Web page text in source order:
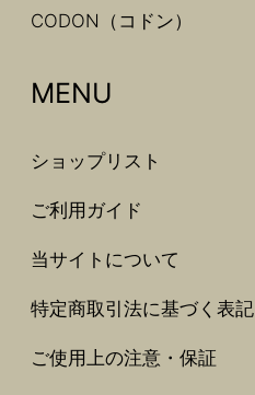
CODON（コドン）
MENU
ショップリスト
ご利用ガイド
当サイトについて
特定商取引法に基づく表記
ご使用上の注意・保証